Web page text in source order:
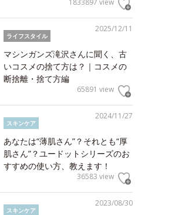
1833897 view
2025/12/11
ライフスタイル
マシンガンズ滝沢さんに聞く、古
いコスメの捨て方は？｜コスメの
断捨離・捨て方編
65891 view
2024/11/27
スキンケア
あなたは“薄肌さん”？それとも“厚
肌さん”？ユードットシリーズのお
すすめの使い方、教えます！
36583 view
2023/08/30
スキンケア